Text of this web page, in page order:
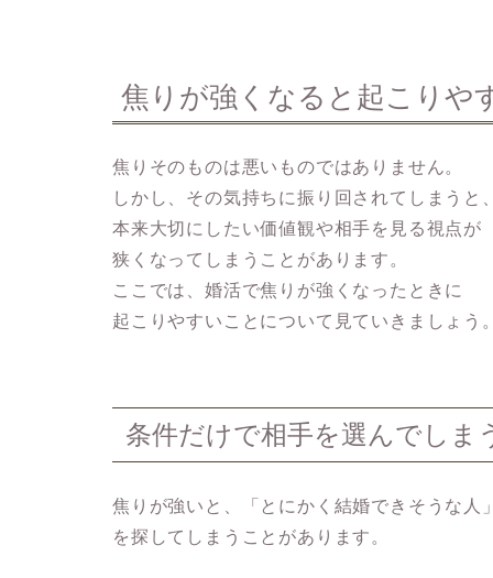
焦りが強くなると起こりや
焦りそのものは悪いものではありません。
しかし、その気持ちに振り回されてしまうと、
本来大切にしたい価値観や相手を見る視点が
狭くなってしまうことがあります。
ここでは、婚活で焦りが強くなったときに
起こりやすいことについて見ていきましょう。
条件だけで相手を選んでしま
焦りが強いと、「とにかく結婚できそうな人」
を探してしまうことがあります。